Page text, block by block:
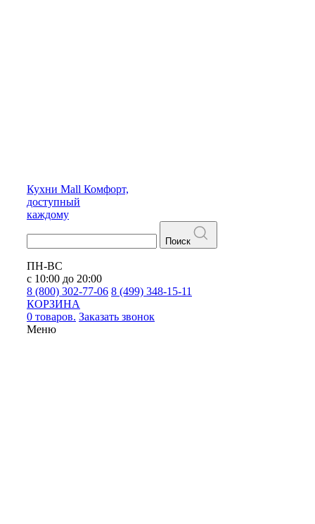
Кухни Mall Комфорт,
доступный
каждому
Поиск
ПН-ВС
с 10:00 до 20:00
8 (800) 302-77-06 8 (499) 348-15-11
КОРЗИНА
0 товаров. Заказать звонок
Меню